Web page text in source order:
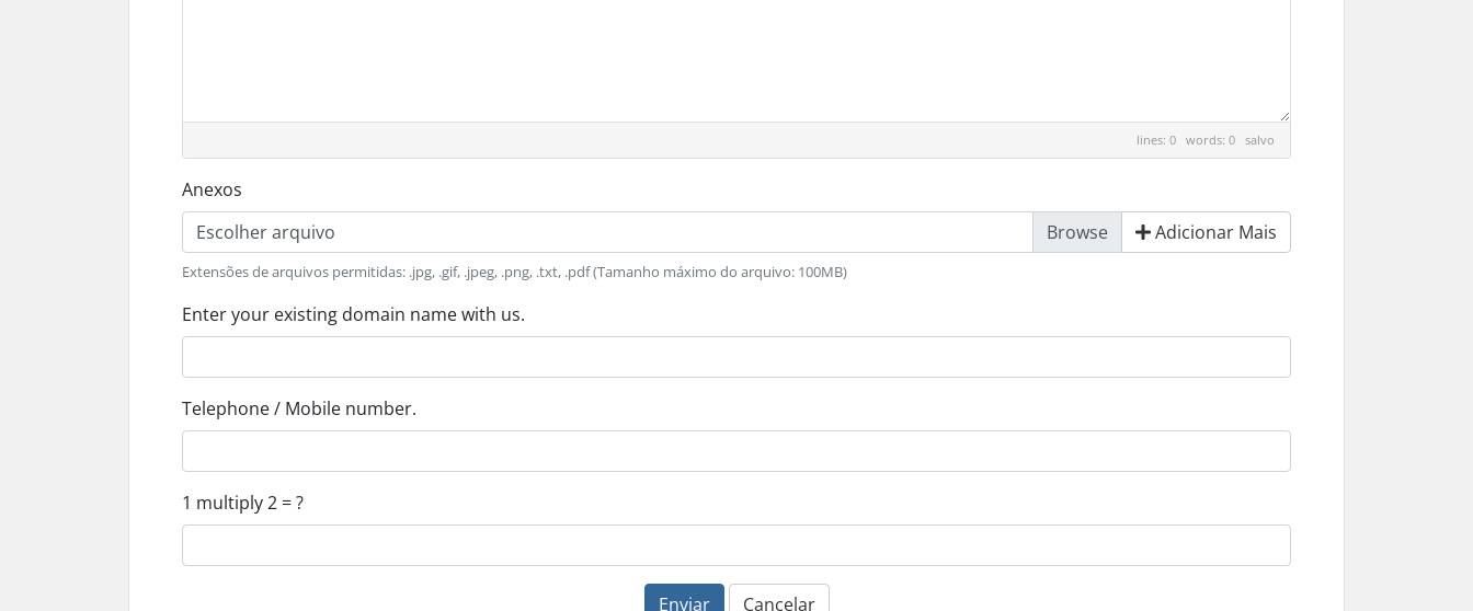
lines: 0 words: 0 salvo
Anexos
Escolher arquivo
Adicionar Mais
Extensões de arquivos permitidas: .jpg, .gif, .jpeg, .png, .txt, .pdf (Tamanho máximo do arquivo: 100MB)
Enter your existing domain name with us.
Telephone / Mobile number.
1 multiply 2 = ?
Enviar Cancelar